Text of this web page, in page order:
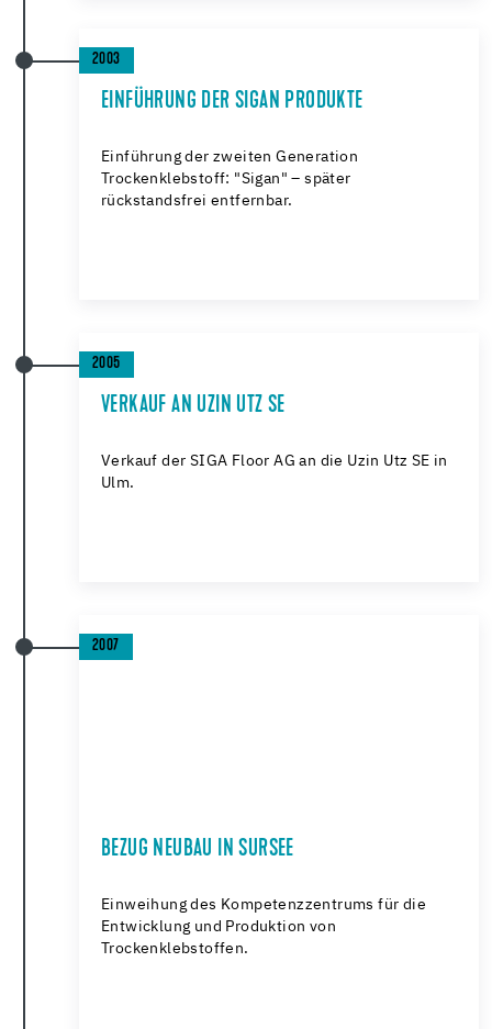
2003
EINFÜHRUNG DER SIGAN PRODUKTE
Einführung der zweiten Generation
Trockenklebstoff: "Sigan" – später
rückstandsfrei entfernbar.
2005
VERKAUF AN UZIN UTZ SE
Verkauf der SIGA Floor AG an die Uzin Utz SE in
Ulm.
2007
BEZUG NEUBAU IN SURSEE
Einweihung des Kompetenzzentrums für die
Entwicklung und Produktion von
Trockenklebstoffen.